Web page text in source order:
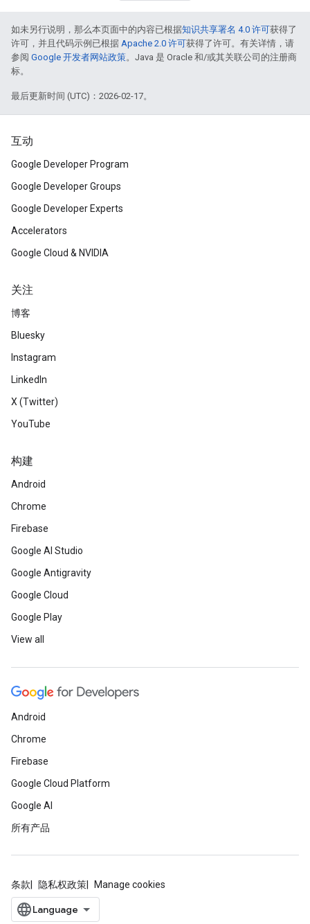
如未另行说明，那么本页面中的内容已根据知识共享署名 4.0 许可获得了
许可，并且代码示例已根据 Apache 2.0 许可获得了许可。有关详情，请
参阅 Google 开发者网站政策。Java 是 Oracle 和/或其关联公司的注册商
标。
最后更新时间 (UTC)：2026-02-17。
互动
Google Developer Program
Google Developer Groups
Google Developer Experts
Accelerators
Google Cloud & NVIDIA
关注
博客
Bluesky
Instagram
LinkedIn
X (Twitter)
YouTube
构建
Android
Chrome
Firebase
Google AI Studio
Google Antigravity
Google Cloud
Google Play
View all
Android
Chrome
Firebase
Google Cloud Platform
Google AI
所有产品
条款 隐私权政策 Manage cookies